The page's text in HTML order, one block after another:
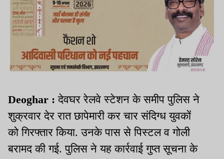
Deoghar : देवघर रेलवे स्टेशन के समीप पुलिस ने
शुक्रवार देर रात छापेमारी कर चार संदिग्ध युवकों
को गिरफ्तार किया. उनके पास से पिस्टल व गोली
बरामद की गई. पुलिस ने यह कार्रवाई गुप्त सूचना के